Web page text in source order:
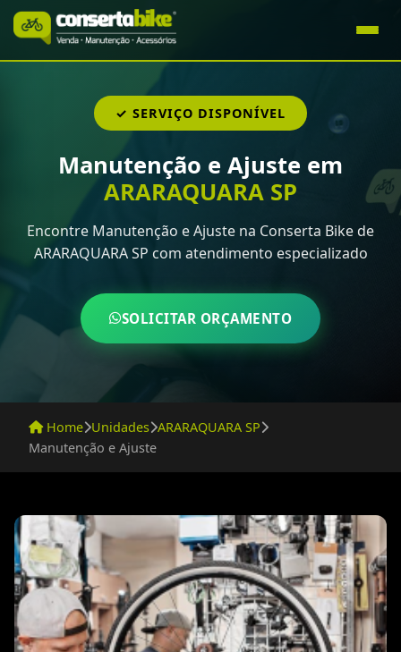
✓ SERVIÇO DISPONÍVEL
Manutenção e Ajuste em
ARARAQUARA SP
Encontre Manutenção e Ajuste na Conserta Bike de
ARARAQUARA SP com atendimento especializado
SOLICITAR ORÇAMENTO
Home Unidades ARARAQUARA SP
Manutenção e Ajuste